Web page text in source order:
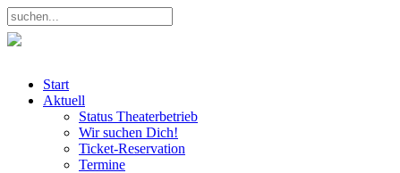
Start
Aktuell
Status Theaterbetrieb
Wir suchen Dich!
Ticket-Reservation
Termine